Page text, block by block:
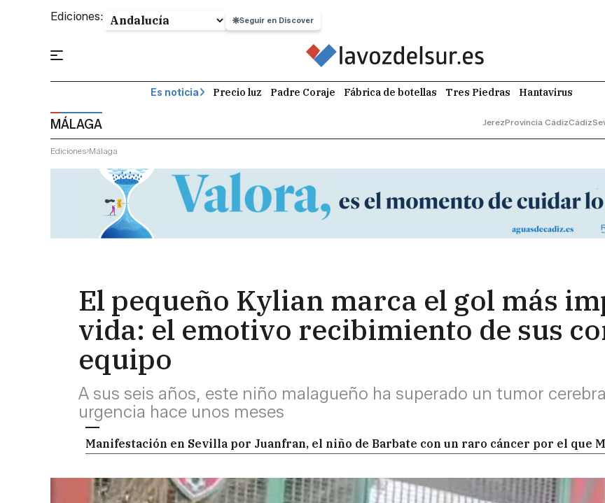
Ediciones: Seguir en Discover
Es noticia Precio luz Padre Coraje Fábrica de botellas Tres Piedras Hantavirus
MÁLAGA JerezProvincia CádizCádiz
Ediciones Málaga
El pequeño Kylian marca el gol más
vida: el emotivo recibimiento de sus
equipo
A sus seis años, este niño malagueño ha superado un tumor
urgencia hace unos meses
Manifestación en Sevilla por Juanfran, el niño de Barbate con un raro cáncer por el que